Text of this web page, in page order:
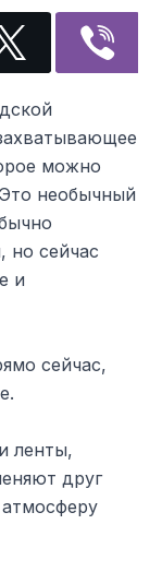
можно
необычный
но сейчас
и
сейчас,
ленты,
друг